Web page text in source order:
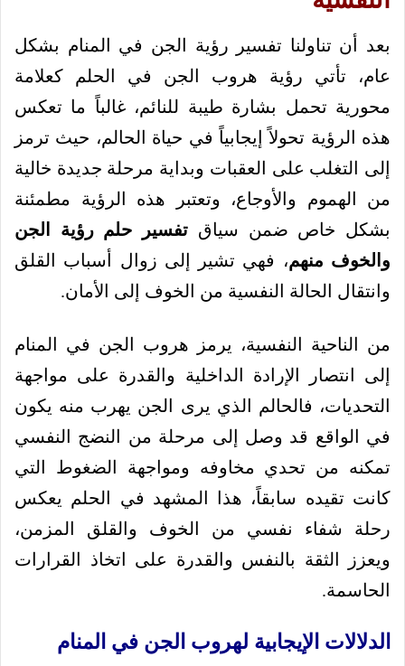
بعد أن تناولنا تفسير رؤية الجن في المنام بشكل
عام، تأتي رؤية هروب الجن في الحلم كعلامة
محورية تحمل بشارة طيبة للنائم، غالباً ما تعكس
هذه الرؤية تحولاً إيجابياً في حياة الحالم، حيث ترمز
إلى التغلب على العقبات وبداية مرحلة جديدة خالية
من الهموم والأوجاع، وتعتبر هذه الرؤية مطمئنة
بشكل خاص ضمن سياق تفسير حلم رؤية الجن
والخوف منهم، فهي تشير إلى زوال أسباب القلق
وانتقال الحالة النفسية من الخوف إلى الأمان.
من الناحية النفسية، يرمز هروب الجن في المنام
إلى انتصار الإرادة الداخلية والقدرة على مواجهة
التحديات، فالحالم الذي يرى الجن يهرب منه يكون
في الواقع قد وصل إلى مرحلة من النضج النفسي
تمكنه من تحدي مخاوفه ومواجهة الضغوط التي
كانت تقيده سابقاً، هذا المشهد في الحلم يعكس
رحلة شفاء نفسي من الخوف والقلق المزمن،
ويعزز الثقة بالنفس والقدرة على اتخاذ القرارات
الحاسمة.
الدلالات الإيجابية لهروب الجن في المنام